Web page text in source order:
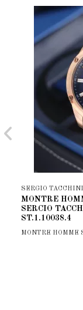
SERGIO TACCHINI
MONTRE
SERCIO
ST.1.10038.4
MONTRE HOMME